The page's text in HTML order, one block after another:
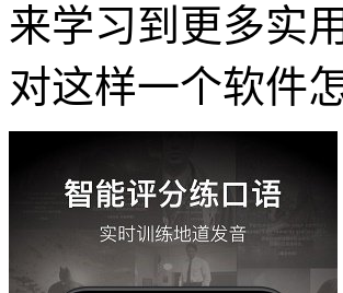
来学习到更多实
对这样一个软件